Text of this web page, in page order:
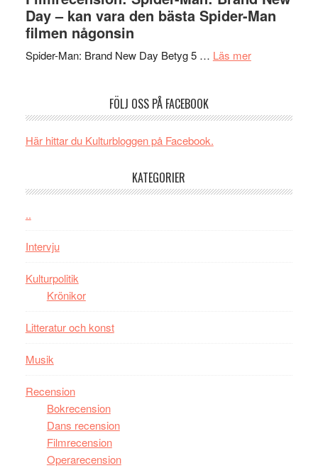
välgjort
om
Vegas
Day – kan vara den bästa Spider-Man
filmen någonsin
Spider-Man: Brand New Day Betyg 5 … Läs merom
Brand
kan
FÖLJ OSS PÅ FACEBOOK
Här hittar du Kulturbloggen på Facebook.
KATEGORIER
..
Intervju
Kulturpolitik
Krönikor
Litteratur och konst
Musik
Recension
Bokrecension
Dans recension
Filmrecension
Operarecension